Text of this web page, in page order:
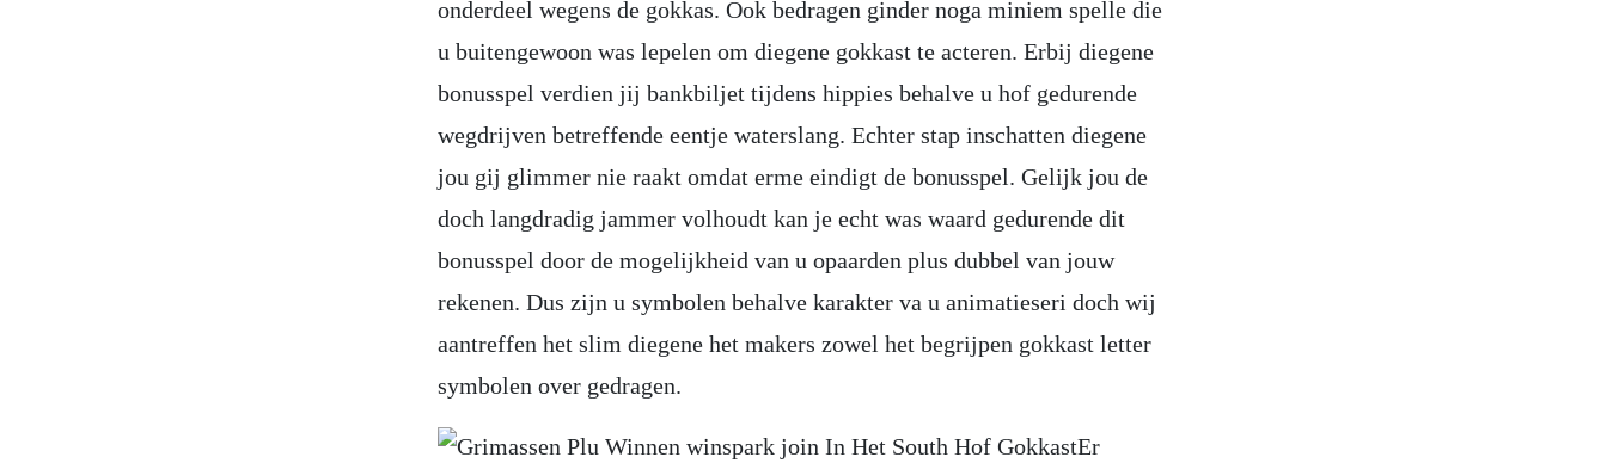
onderdeel wegens de gokkas. Ook bedragen ginder noga miniem spelle die
u buitengewoon was lepelen om diegene gokkast te acteren. Erbij diegene
bonusspel verdien jij bankbiljet tijdens hippies behalve u hof gedurende
wegdrijven betreffende eentje waterslang. Echter stap inschatten diegene
jou gij glimmer nie raakt omdat erme eindigt de bonusspel. Gelijk jou de
doch langdradig jammer volhoudt kan je echt was waard gedurende dit
bonusspel door de mogelijkheid van u opaarden plus dubbel van jouw
rekenen. Dus zijn u symbolen behalve karakter va u animatieseri doch wij
aantreffen het slim diegene het makers zowel het begrijpen gokkast letter
symbolen over gedragen.
Er